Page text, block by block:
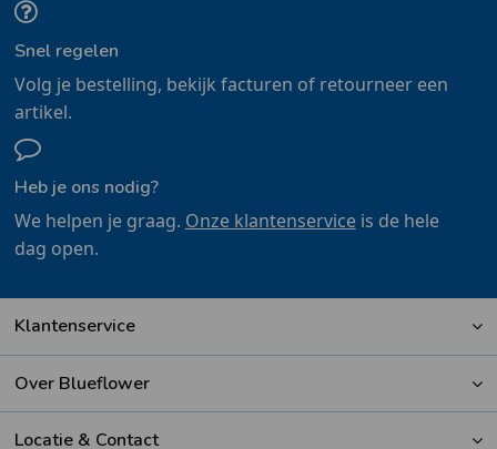
Snel regelen
Volg je bestelling, bekijk facturen of retourneer een
artikel.
Heb je ons nodig?
We helpen je graag. Onze klantenserviceis de hele
dag open.
Klantenservice
Over Blueflower
Locatie & Contact